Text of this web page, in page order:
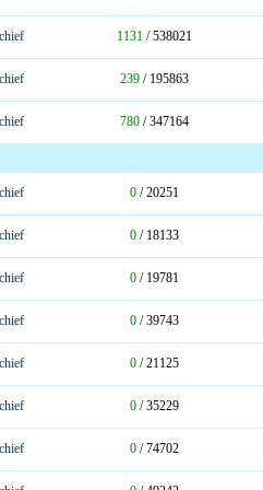
1131 / 538021
239 / 195863
780 / 347164
0 / 20251
0 / 18133
0 / 19781
0 / 39743
0 / 21125
0 / 35229
0 / 74702